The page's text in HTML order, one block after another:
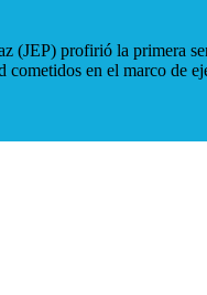
(JEP) profirió la primera
en el marco de